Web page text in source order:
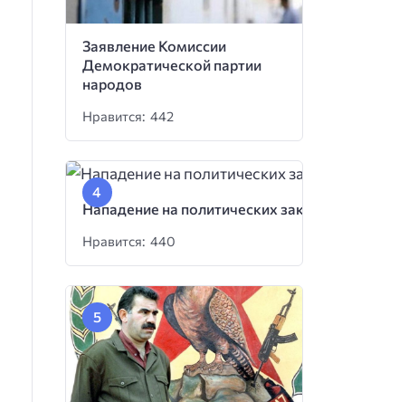
Заявление Комиссии
Демократической партии
народов
Нравится: 442
Нападение на политических заключенных
Нравится: 440